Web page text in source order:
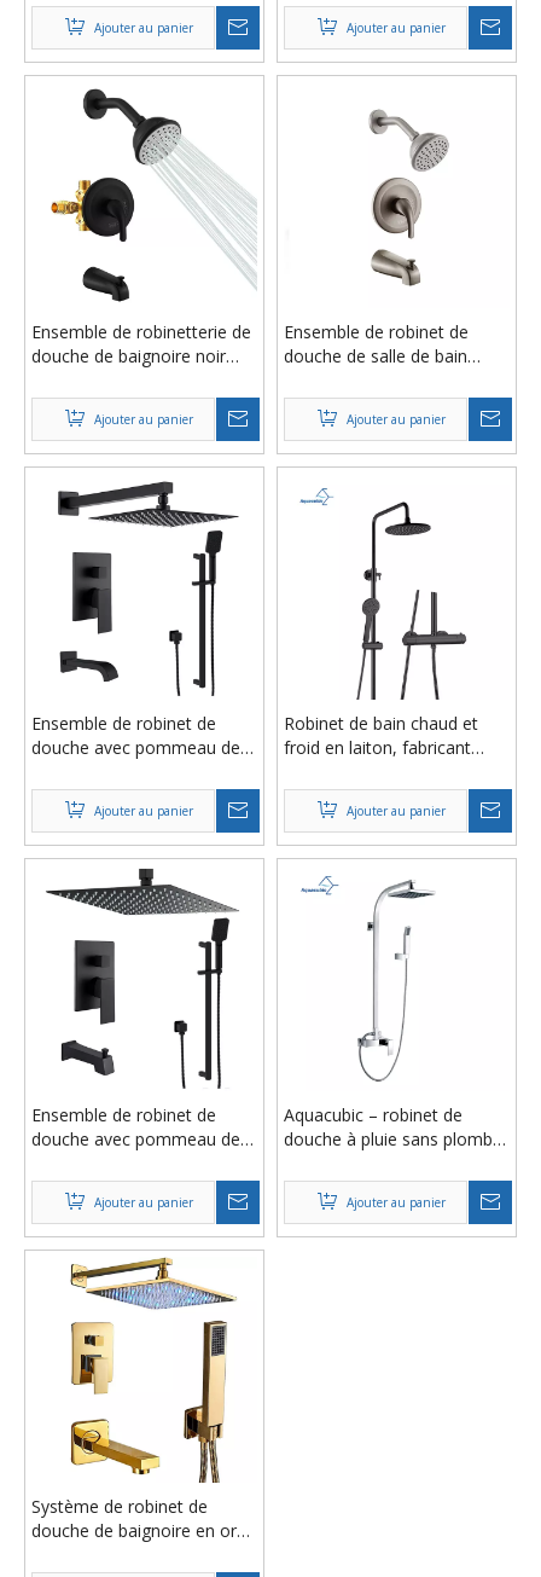
de douche de salle de bains
Ajouter au panier
bains
Ajouter au panier
Ensemble de robinetterie de
douche de baignoire noir
Ajouter au panier
Ensemble de robinet de
douche de salle de bain
Ajouter au panier
Ensemble de robinet de
douche avec pommeau de
baignoire AF5280-7E
Ajouter au panier
Robinet de bain chaud et
froid en laiton, fabricant
de salle de bains, système
de douche de pluie,
ensemble de robinets
Ajouter au panier
Ensemble de robinet de
douche avec pommeau de
baignoire AF5280-7F
Ajouter au panier
Aquacubic – robinet de
douche à pluie sans plomb,
exposé avec douchette à
main
Ajouter au panier
Système de robinet de
douche de baignoire en or